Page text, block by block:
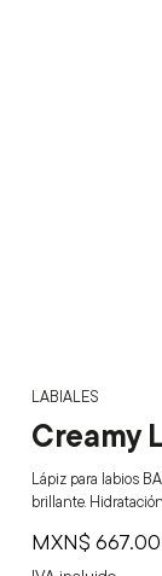
LABIALES
Creamy
Lápiz para labios
brillante. Hidratación…
MXN$ 667.00